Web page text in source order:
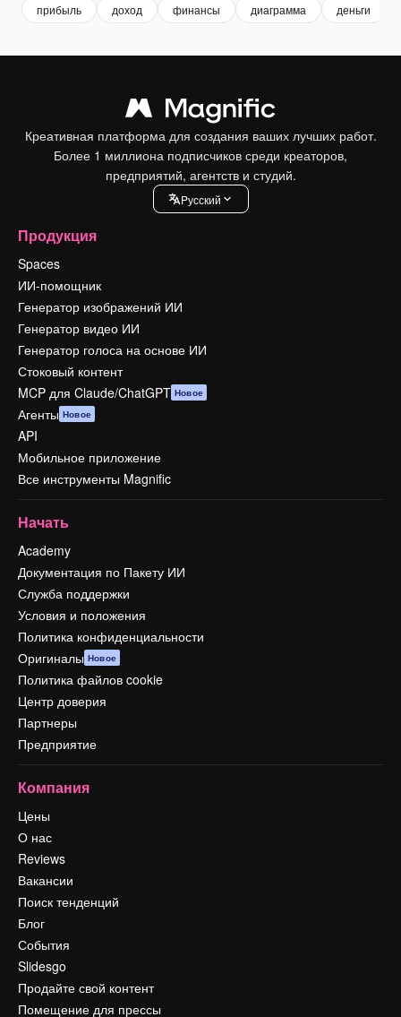
прибыль доход финансы диаграмма деньги
Креативная платформа для создания ваших лучших работ.
Более 1 миллиона подписчиков среди креаторов,
предприятий, агентств и студий.
Pусский
Продукция
Spaces
ИИ-помощник
Генератор изображений ИИ
Генератор видео ИИ
Генератор голоса на основе ИИ
Стоковый контент
MCP для Claude/ChatGPT Новое
Агенты Новое
API
Мобильное приложение
Все инструменты Magnific
Начать
Academy
Документация по Пакету ИИ
Служба поддержки
Условия и положения
Политика конфиденциальности
Оригиналы Новое
Политика файлов cookie
Центр доверия
Партнеры
Предприятие
Компания
Цены
О нас
Reviews
Вакансии
Поиск тенденций
Блог
События
Slidesgo
Продайте свой контент
Помещение для прессы